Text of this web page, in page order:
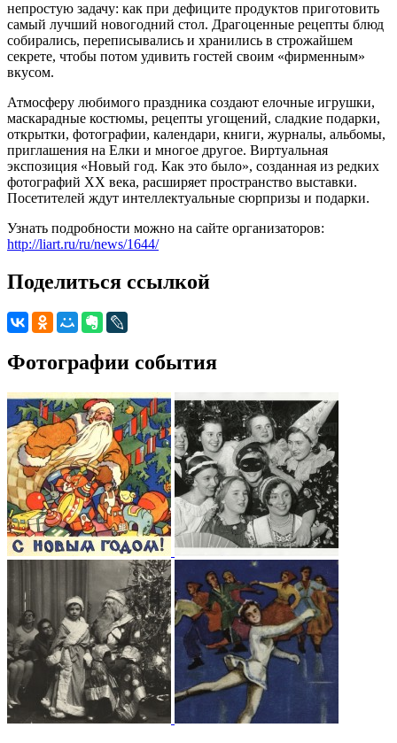
непростую задачу: как при дефиците продуктов приготовить
самый лучший новогодний стол. Драгоценные рецепты блюд
собирались, переписывались и хранились в строжайшем
секрете, чтобы потом удивить гостей своим «фирменным»
вкусом.
Атмосферу любимого праздника создают елочные игрушки,
маскарадные костюмы, рецепты угощений, сладкие подарки,
открытки, фотографии, календари, книги, журналы, альбомы,
приглашения на Елки и многое другое. Виртуальная
экспозиция «Новый год. Как это было», созданная из редких
фотографий XX века, расширяет пространство выставки.
Посетителей ждут интеллектуальные сюрпризы и подарки.
Узнать подробности можно на сайте организаторов:
http://liart.ru/ru/news/1644/
Поделиться ссылкой
Фотографии события